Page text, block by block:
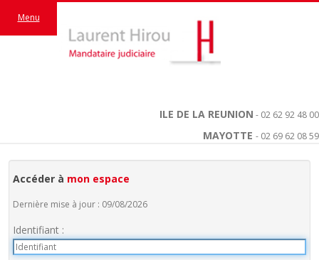
ILE DE LA REUNION - 02 62 92 48 00
MAYOTTE - 02 69 62 08 59
Menu
Accéder à mon espace
Dernière mise à jour : 09/08/2026
Identifiant :